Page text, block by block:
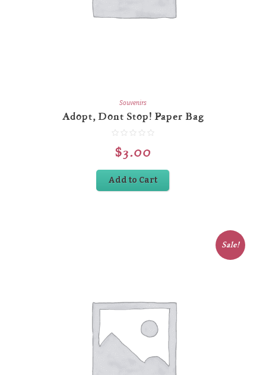
Souvenirs
Adopt, Dont Stop! Paper Bag
$3.00
Add to Cart
Sale!